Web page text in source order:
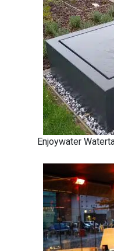
Enjoywater